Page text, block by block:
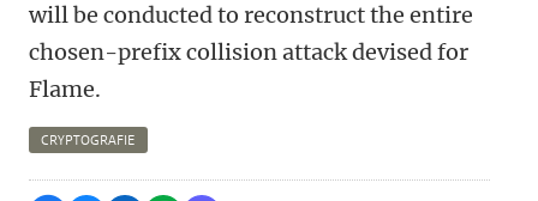
will be conducted to reconstruct the entire
chosen-prefix collision attack devised for
Flame.
CRYPTOGRAFIE